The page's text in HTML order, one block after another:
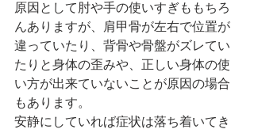
原因として肘や手の使いすぎももちろ
んありますが、肩甲骨が左右で位置が
違っていたり、背骨や骨盤がズレてい
たりと身体の歪みや、正しい身体の使
い方が出来ていないことが原因の場合
もあります。
安静にしていれば症状は落ち着いてき